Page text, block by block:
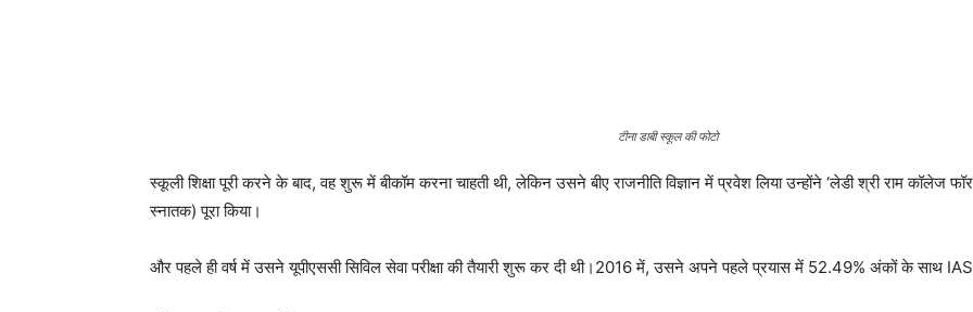
टीना डाबी स्कूल की फोटो
स्कूली शिक्षा पूरी करने के बाद, वह शुरू में बीकॉम करना चाहती थी, लेकिन उसने बीए राजनीति विज्ञान में प्रवेश लिया उन्होंने ‘लेडी श्री राम कॉलेज
स्नातक) पूरा किया।
और पहले ही वर्ष में उसने यूपीएससी सिविल सेवा परीक्षा की तैयारी शुरू कर दी थी।2016 में, उसने अपने पहले प्रयास में 52.49% अंकों के साथ IAS